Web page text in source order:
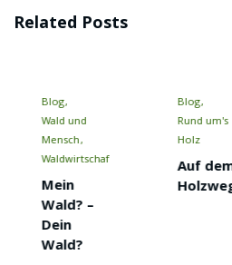
Related Posts
Rund um's
Holz
Auf dem